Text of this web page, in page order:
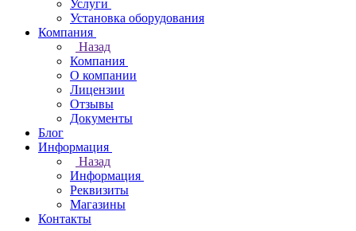
Услуги
Установка оборудования
Компания
Назад
Компания
О компании
Лицензии
Отзывы
Документы
Блог
Информация
Назад
Информация
Реквизиты
Магазины
Контакты